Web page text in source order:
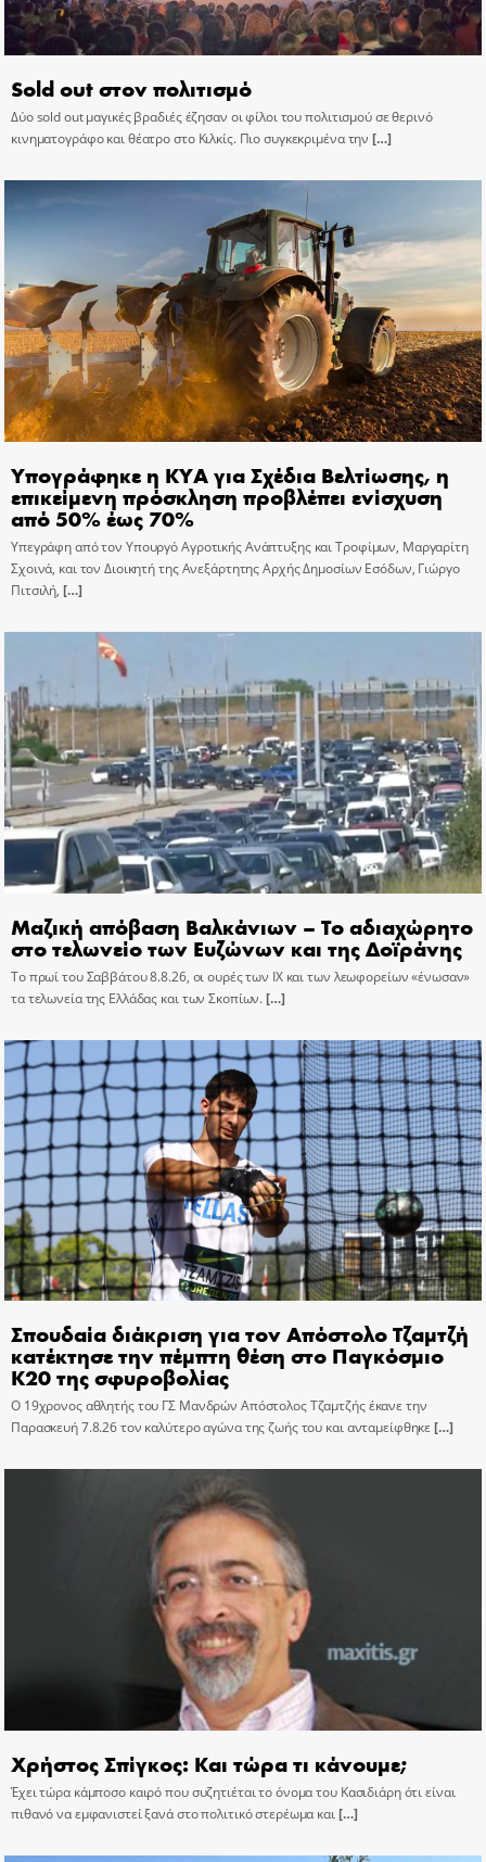
Sold out στον πολιτισμό
Δύο sold out μαγικές βραδιές έζησαν οι φίλοι του πολιτισμού σε θερινό
κινηματογράφο και θέατρο στο Κιλκίς. Πιο συγκεκριμένα την […]
Υπογράφηκε η ΚΥΑ για Σχέδια Βελτίωσης, η
επικείμενη πρόσκληση προβλέπει ενίσχυση
από 50% έως 70%
Υπεγράφη από τον Υπουργό Αγροτικής Ανάπτυξης και Τροφίμων, Μαργαρίτη
Σχοινά, και τον Διοικητή της Ανεξάρτητης Αρχής Δημοσίων Εσόδων, Γιώργο
Πιτσιλή, […]
Μαζική απόβαση Βαλκάνιων – Το αδιαχώρητο
στο τελωνείο των Ευζώνων και της Δοϊράνης
Το πρωί του Σαββάτου 8.8.26, οι ουρές των ΙΧ και των λεωφορείων «ένωσαν»
τα τελωνεία της Ελλάδας και των Σκοπίων.[…]
Σπουδαία διάκριση για τον Απόστολο Τζαμτζή
κατέκτησε την πέμπτη θέση στο Παγκόσμιο
Κ20 της σφυροβολίας
Ο 19χρονος αθλητής του ΓΣ Μανδρών Απόστολος Τζαμτζής έκανε την
Παρασκευή 7.8.26 τον καλύτερο αγώνα της ζωής του και ανταμείφθηκε[…]
Χρήστος Σπίγκος: Και τώρα τι κάνουμε;
Έχει τώρα κάμποσο καιρό που συζητιέται το όνομα του Κασιδιάρη ότι είναι
πιθανό να εμφανιστεί ξανά στο πολιτικό στερέωμα και[…]